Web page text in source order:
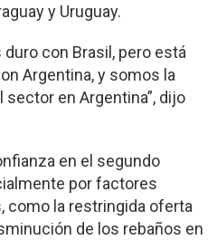
y Uruguay.
con Brasil, pero está
Argentina, y somos la
en Argentina”, dijo
en el segundo
por factores
como la restringida oferta
de los rebaños en